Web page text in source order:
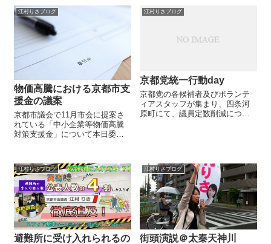
日、記者会見を開かせていただ
き、村山よりご説明させて頂き
ました。以下、会見での説明を
一部掲載...
撮れないのでこちらを掲載させ
査をして質問を行...
江村りさブログ
物価高騰における京都市支
援金の議案
京都市議会で11月市会に提案さ
れている「中小企業等物価高騰
対策支援金」について本日委員
企業への補助金は実施されてき
ましたが、物価高騰対策として
は今業況における本市初の支援
金となり...
江村りさブログ
京都党統一行動day
京都党の各候補者及びボランテ
ィアスタッフが集まり、四条河
原町にて、議員定数削減につい
上の回答が集まりました。京都
党の候補者の...
江村りさブログ
避難所に受け入れられるの
江村りさブログ
街頭演説＠太秦天神川